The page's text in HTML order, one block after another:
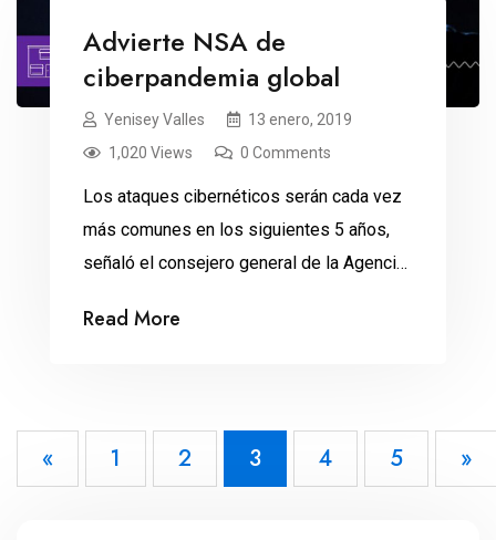
Advierte NSA de
ciberpandemia global
Yenisey Valles
13 enero, 2019
1,020 Views
0 Comments
Los ataques cibernéticos serán cada vez
más comunes en los siguientes 5 años,
señaló el consejero general de la Agencia
Servicio de Seguridad Central en Estados
AIG Norteamérica. Las afectaciones
económicas de los ataques cibernéticos
Read More
« 1 2 3 4 5 »